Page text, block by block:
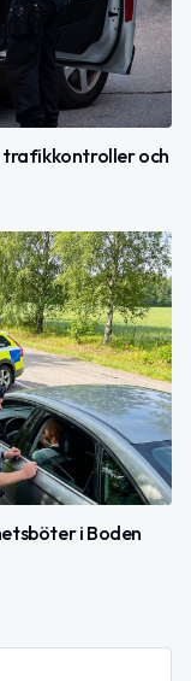
trafikkontroller och
i Boden